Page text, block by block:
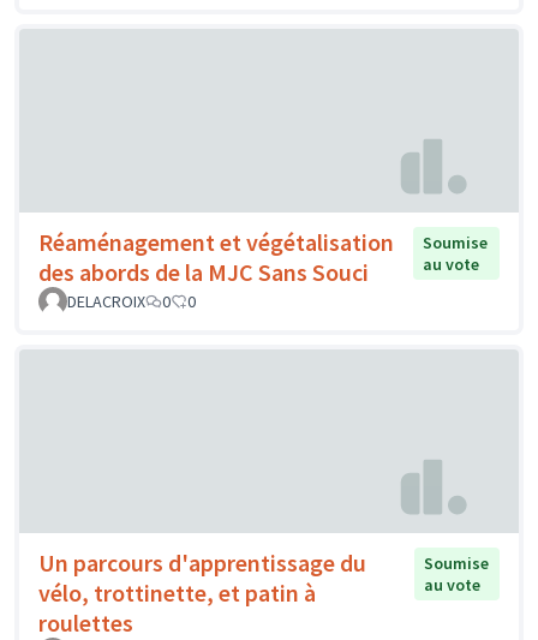
Réaménagement et végétalisation
des abords de la MJC Sans Souci
Soumise
au vote
DELACROIX
0 0
Un parcours d'apprentissage du
vélo, trottinette, et patin à
roulettes
Soumise
au vote